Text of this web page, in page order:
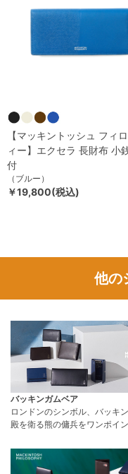
【マッキントッシュ フィ
ィー】エクセラ 長財布 小
付
（ブルー）
￥19,800(税込)
他の
バッキンガムベア
ロンドンのシンボル、バッキ
殿を衛る熊の傭兵をワンポイン